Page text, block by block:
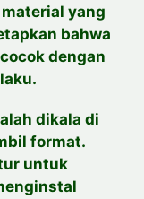
yang
bahwa
dengan
dikala di
format.
untuk